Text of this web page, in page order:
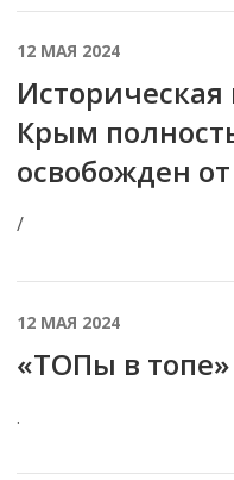
12 МАЯ 2024
Историческая
Крым
освобожден от
/
12 МАЯ 2024
«ТОПы в топе»
.